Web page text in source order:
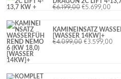
€6.199,00 €5.699,00
KAMINEINSATZ
[WASSER 14KW]+
€4.099,00 €3.599,00